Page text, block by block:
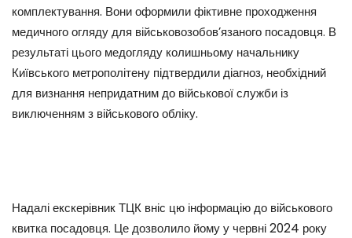
комплектування. Вони оформили фіктивне проходження
медичного огляду для військовозобов’язаного посадовця. В
результаті цього медогляду колишньому начальнику
Київського метрополітену підтвердили діагноз, необхідний
для визнання непридатним до військової служби із
виключенням з військового обліку.
Надалі екскерівник ТЦК вніс цю інформацію до військового
квитка посадовця. Це дозволило йому у червні 2024 року